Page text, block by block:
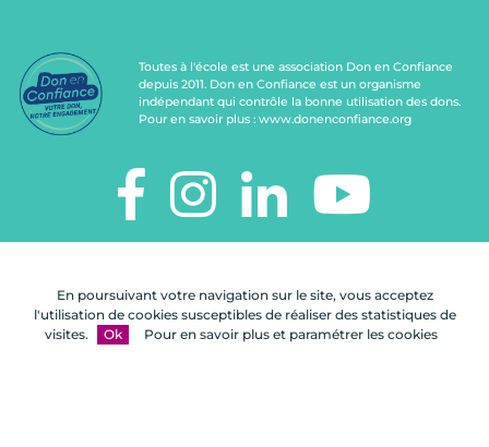
En poursuivant votre navigation sur le site, vous acceptez
l'utilisation de cookies susceptibles de réaliser des statistiques de
visites.
Ok Pour en savoir plus et paramétrer les cookies
Toutes à l'école est une association Don en Confiance
depuis 2011. Don en Confiance est un organisme
indépendant qui contrôle la bonne utilisation des dons.
Pour en savoir plus : www.donenconfiance.org
92100 Boulogne-Billancourt